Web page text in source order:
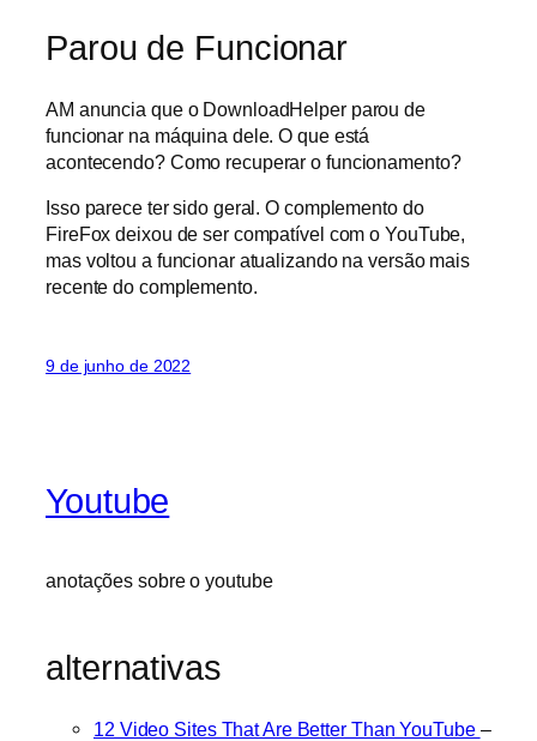
Parou de Funcionar
AM anuncia que o DownloadHelper parou de
funcionar na máquina dele. O que está
acontecendo? Como recuperar o funcionamento?
Isso parece ter sido geral. O complemento do
FireFox deixou de ser compatível com o YouTube,
mas voltou a funcionar atualizando na versão mais
recente do complemento.
9 de junho de 2022
Youtube
anotações sobre o youtube
alternativas
12 Video Sites That Are Better Than YouTube –